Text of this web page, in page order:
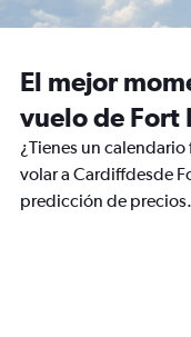
El mejor
vuelo de Fort
¿Tienes un
volar a Cardiffdesde
predicción de precios.